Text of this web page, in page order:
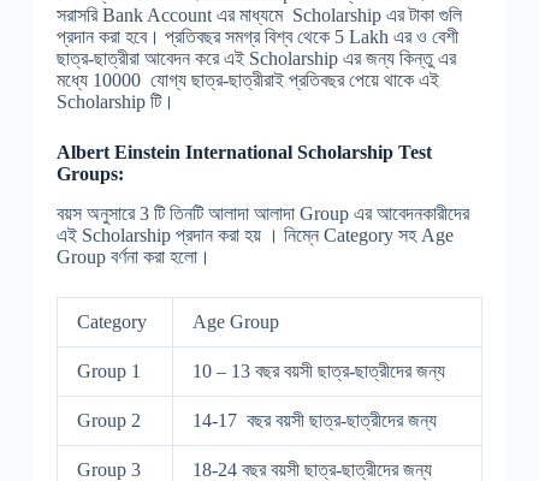
সরাসরি Bank Account এর মাধ্যমে Scholarship এর টাকা গুলি
প্রদান করা হবে। প্রতিবছর সমগ্র বিশ্ব থেকে 5 Lakh এর ও বেশী
ছাত্র-ছাত্রীরা আবেদন করে এই Scholarship এর জন্য কিন্তু এর
মধ্যে 10000 যোগ্য ছাত্র-ছাত্রীরাই প্রতিবছর পেয়ে থাকে এই
Scholarship টি।
Albert Einstein International Scholarship Test
Groups:
বয়স অনুসারে 3 টি তিনটি আলাদা আলাদা Group এর আবেদনকারীদের
এই Scholarship প্রদান করা হয় । নিম্নে Category সহ Age
Group বর্ণনা করা হলো।
Category Age Group
Group 1 10 – 13 বছর বয়সী ছাত্র-ছাত্রীদের জন্য
Group 2 14-17 বছর বয়সী ছাত্র-ছাত্রীদের জন্য
Group 3 18-24 বছর বয়সী ছাত্র-ছাত্রীদের জন্য